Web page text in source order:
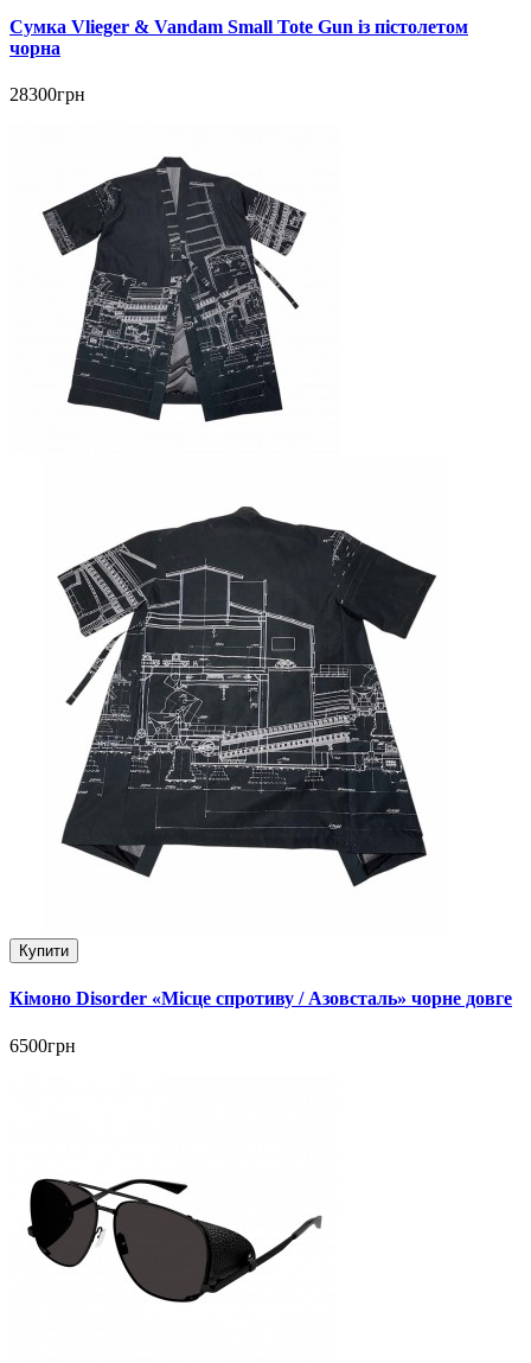
Сумка Vlieger & Vandam Small Tote Gun із пістолетом
чорна
28300грн
Купити
Кімоно Disorder «Місце спротиву / Азовсталь» чорне довге
6500грн